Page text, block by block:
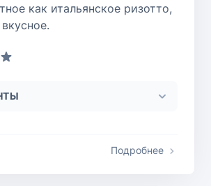
как итальянское ризотто,
Подробнее